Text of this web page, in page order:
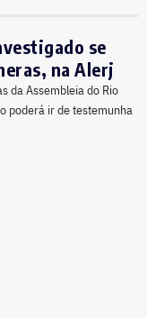
se
na Alerj
da Assembleia do Rio
poderá ir de testemunha